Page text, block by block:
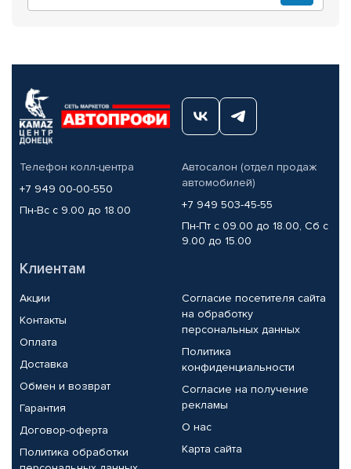
Телефон колл-центра
+7 949 00-00-550
Пн-Вс с 9.00 до 18.00
Автосалон (отдел продаж
автомобилей)
+7 949 503-45-55
Пн-Пт с 09.00 до 18.00, Сб с
9.00 до 15.00
Клиентам
Акции
Контакты
Оплата
Доставка
Обмен и возврат
Гарантия
Договор-оферта
Политика обработки
Согласие посетителя сайта
на обработку
персональных данных
Политика
конфиденциальности
Согласие на получение
рекламы
О нас
Карта сайта